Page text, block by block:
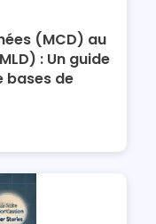
(MCD) au
: Un guide
bases de